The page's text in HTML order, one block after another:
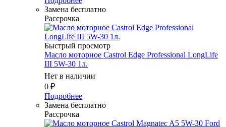
Замена бесплатно
Рассрочка
Быстрый просмотр
Масло мотоpное Castrol Edge Professional LongLife
III 5W-30 1л.
Нет в наличии
0 ₽
Подробнее
Замена бесплатно
Рассрочка